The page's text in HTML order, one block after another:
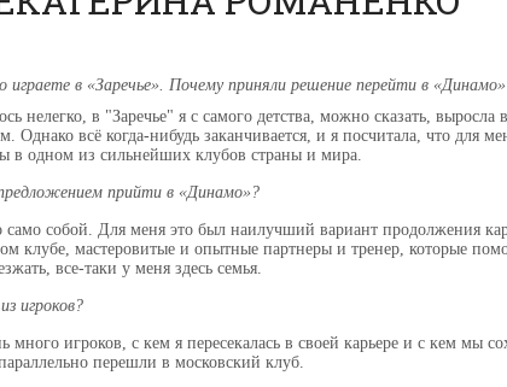
в «Заречье». Почему приняли решение перейти в
нелегко, в "Заречье" я с самого детства, можно сказать,
Однако всё когда-нибудь заканчивается, и я посчитала, что для
в одном из сильнейших клубов страны и мира.
прийти в «Динамо»?
собой. Для меня это был наилучший вариант продолжения
клубе, мастеровитые и опытные партнеры и тренер, которые
все-таки у меня здесь семья.
игроков?
игроков, с кем я пересекалась в своей карьере и с кем мы
перешли в московский клуб.